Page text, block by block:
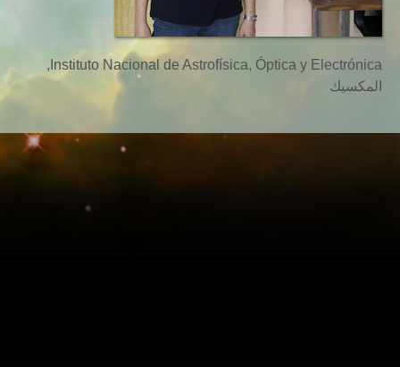
Instituto Nacional de Astrofísica, Óptica y Electrónica,
المكسيك